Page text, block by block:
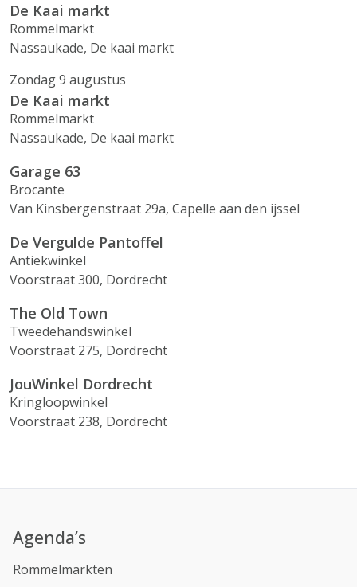
De Kaai markt
Rommelmarkt
Nassaukade, De kaai markt
Zondag 9 augustus
De Kaai markt
Rommelmarkt
Nassaukade, De kaai markt
Garage 63
Brocante
Van Kinsbergenstraat 29a, Capelle aan den ijssel
De Vergulde Pantoffel
Antiekwinkel
Voorstraat 300, Dordrecht
The Old Town
Tweedehandswinkel
Voorstraat 275, Dordrecht
JouWinkel Dordrecht
Kringloopwinkel
Voorstraat 238, Dordrecht
Agenda’s
Rommelmarkten